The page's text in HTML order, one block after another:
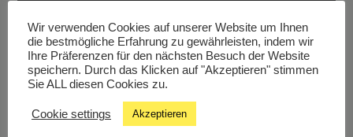
Christoph's Jazz Evening,
5.2., 20-21h
Songs aus drei Neuerscheinungen: Eine geballte
Ladung Big Band und Humor gibt’s mit dem Upper
Austrian Jazz Orchestra & Gunkl: “Ohne Musik
Wir verwenden Cookies auf unserer Website um Ihnen
die bestmögliche Erfahrung zu gewährleisten, indem wir
Ihre Präferenzen für den nächsten Besuch der Website
speichern. Durch das Klicken auf "Akzeptieren" stimmen
Sie ALL diesen Cookies zu.
Cookie settings Akzeptieren